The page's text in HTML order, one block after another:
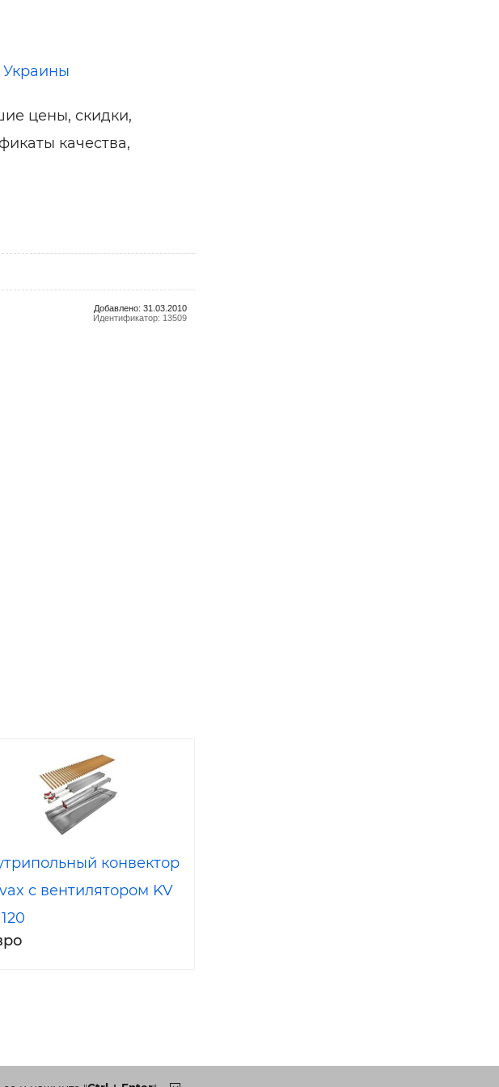
цены, скидки,
качества,
Добавлено: 31.03.2010
Идентификатор: 13509
конвектор
с вентилятором KV